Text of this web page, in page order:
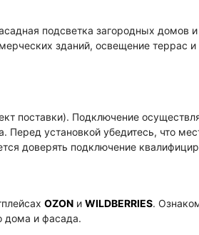
подсветка загородных
зданий, освещение террас
поставки). Подключение
установкой убедитесь, что
доверять подключение
OZON и WILDBERRIES.
дома и фасада.